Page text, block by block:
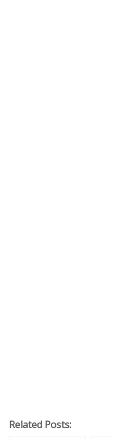
Related Posts: